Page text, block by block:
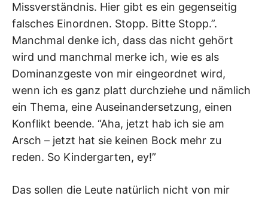
Missverständnis. Hier gibt es ein gegenseitig
falsches Einordnen. Stopp. Bitte Stopp.”.
Manchmal denke ich, dass das nicht gehört
wird und manchmal merke ich, wie es als
Dominanzgeste von mir eingeordnet wird,
wenn ich es ganz platt durchziehe und nämlich
ein Thema, eine Auseinandersetzung, einen
Konflikt beende. “Aha, jetzt hab ich sie am
Arsch – jetzt hat sie keinen Bock mehr zu
reden. So Kindergarten, ey!”
Das sollen die Leute natürlich nicht von mir